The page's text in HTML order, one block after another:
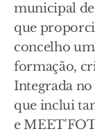
municipal
que
concelho
formação,
Integrada
que inclui
e